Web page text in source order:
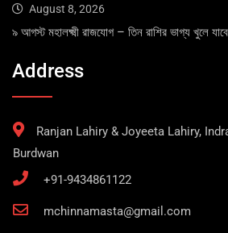
August 8, 2026
৯ আগস্ট মহালক্ষ্মী রাজযোগ – তিন রাশির ভাগ্য খুলে যাবে
Address
Ranjan Lahiry & Joyeeta Lahiry,
Burdwan
+91-9434861122
mchinnamasta@gmail.com